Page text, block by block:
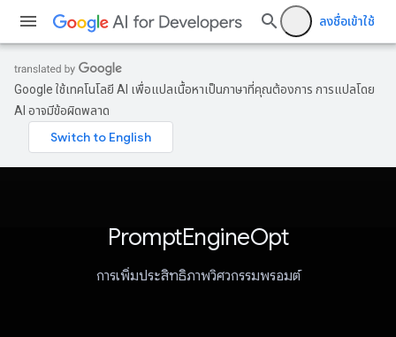
ลงชื่อเข้าใช้
Google ใช้เทคโนโลยี AI เพื่อแปลเนื้อหาเป็นภาษาที่คุณต้องการ การแปลโดย
AI อาจมีข้อผิดพลาด
PromptEngineOpt
การเพิ่มประสิทธิภาพวิศวกรรมพรอมต์